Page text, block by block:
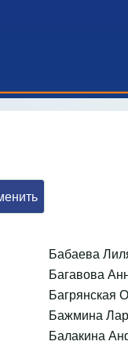
Бабаева
Багавова
Багрянская
Бажмина
Балакина